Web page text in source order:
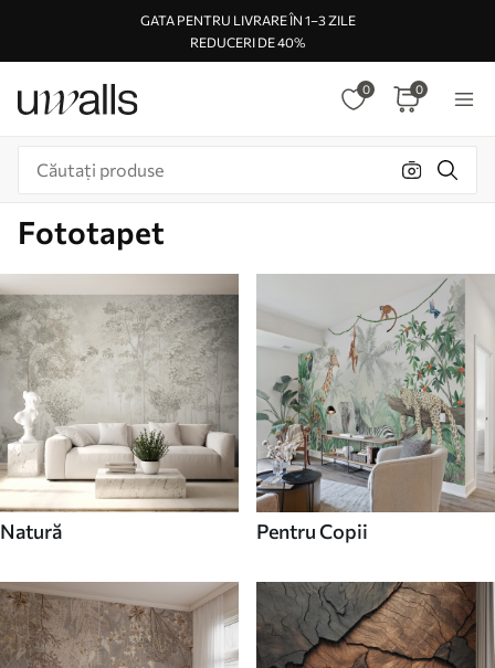
GATA PENTRU LIVRARE ÎN 1–3 ZILE
REDUCERI DE 40%
0 0
Fototapet
Natură Pentru Copii